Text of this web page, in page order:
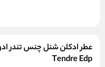
Tendre Edp